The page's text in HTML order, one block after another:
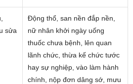
sửa
Động thổ, san nền đắp nền,
nữ nhân khởi ngày uống
thuốc chưa bệnh, lên quan
lãnh chức, thừa kế chức tước
hay sự nghiệp, vào làm hành
chính, nộp đơn dâng sớ, mưu